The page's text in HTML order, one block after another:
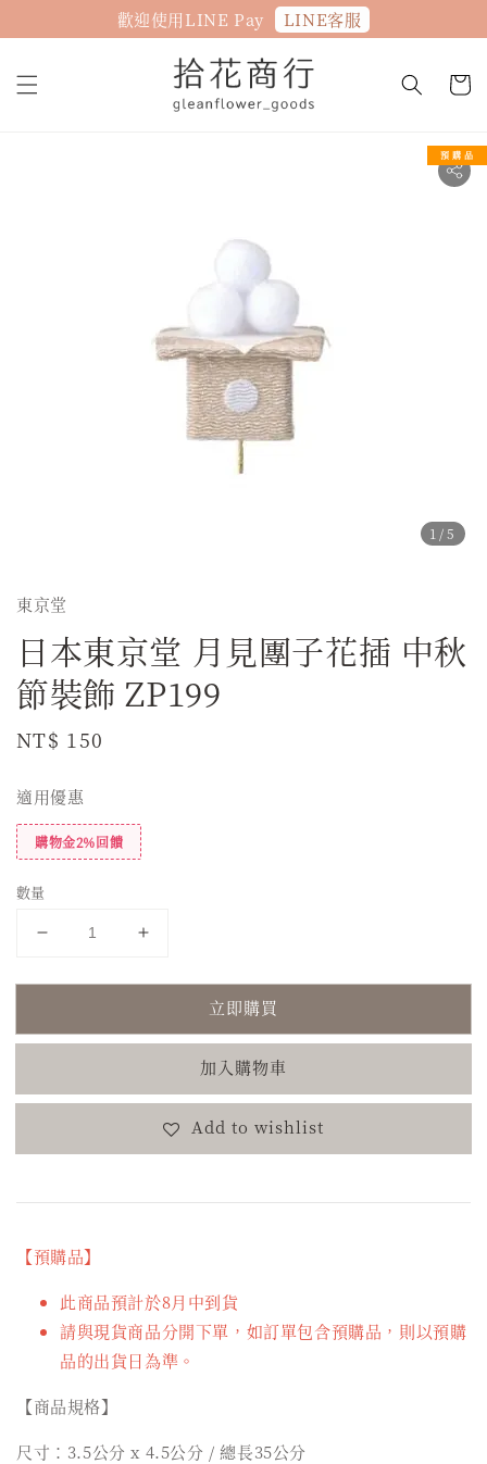
歡迎使用LINE Pay LINE客服
1 /5
預 購 品
東京堂
日本東京堂 月見團子花插 中秋
節裝飾 ZP199
Regular
NT$ 150
適用優惠
購物金2%回饋
數量
立即購買
加入購物車
Add to wishlist
【預購品】
此商品預計於8月中到貨
請與現貨商品分開下單，如訂單包含預購品，則以預購
品的出貨日為準。
【商品規格】
尺寸：3.5公分 x 4.5公分 / 總長35公分